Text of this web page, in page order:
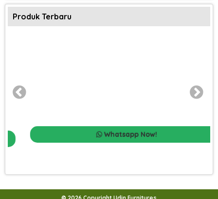
Produk Terbaru
Whatsapp Now!